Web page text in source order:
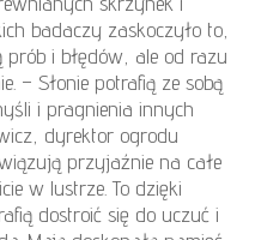
badaczy zaskoczyło to,
prób i błędów, ale od razu
– Słonie potrafią ze sobą
i pragnienia innych
dyrektor ogrodu
przyjaźnie na całe
w lustrze. To dzięki
dostroić się do uczuć i